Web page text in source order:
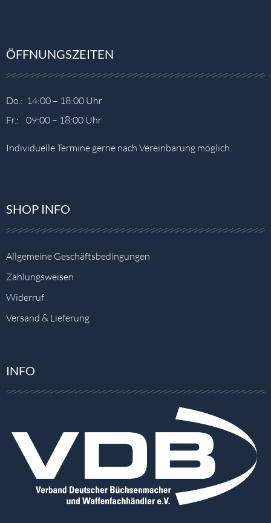
ÖFFNUNGSZEITEN
Do.: 14:00 – 18:00 Uhr
Fr.: 09:00 – 18:00 Uhr
Individuelle Termine gerne nach Vereinbarung möglich.
SHOP INFO
Allgemeine Geschäftsbedingungen
Zahlungsweisen
Widerruf
Versand & Lieferung
INFO